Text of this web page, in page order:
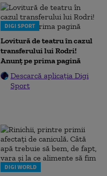
DIGI SPORT
Lovitură de teatru în cazul
transferului lui Rodri!
Anunț pe prima pagină
Descarcă aplicația Digi
Sport
DIGI WORLD